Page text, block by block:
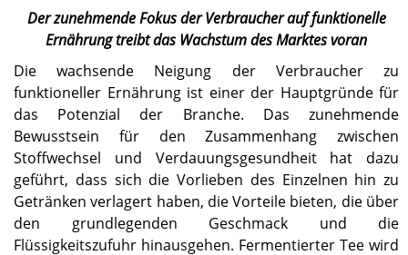
Der zunehmende Fokus der Verbraucher auf funktionelle
Ernährung treibt das Wachstum des Marktes voran
Die wachsende Neigung der Verbraucher zu
funktioneller Ernährung ist einer der Hauptgründe für
das Potenzial der Branche. Das zunehmende
Bewusstsein für den Zusammenhang zwischen
Stoffwechsel und Verdauungsgesundheit hat dazu
geführt, dass sich die Vorlieben des Einzelnen hin zu
Getränken verlagert haben, die Vorteile bieten, die über
den grundlegenden Geschmack und die
Flüssigkeitszufuhr hinausgehen. Fermentierter Tee wird